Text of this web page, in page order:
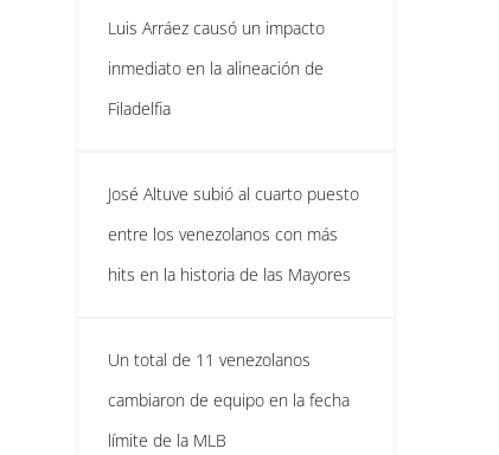
Luis Arráez causó un impacto
inmediato en la alineación de
Filadelfia
José Altuve subió al cuarto puesto
entre los venezolanos con más
hits en la historia de las Mayores
Un total de 11 venezolanos
cambiaron de equipo en la fecha
límite de la MLB